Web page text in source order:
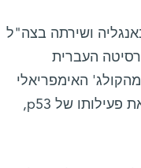
ושירתה בצה"ל
העברית
מהקולג' האימפריאלי
שבלונדון. בלימודי הדוקטורט שלה מצאה משפחה חדשה של גנים המבקרים את פעילותו של p53,